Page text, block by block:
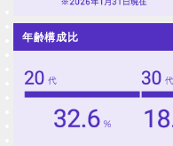
年齢構成比